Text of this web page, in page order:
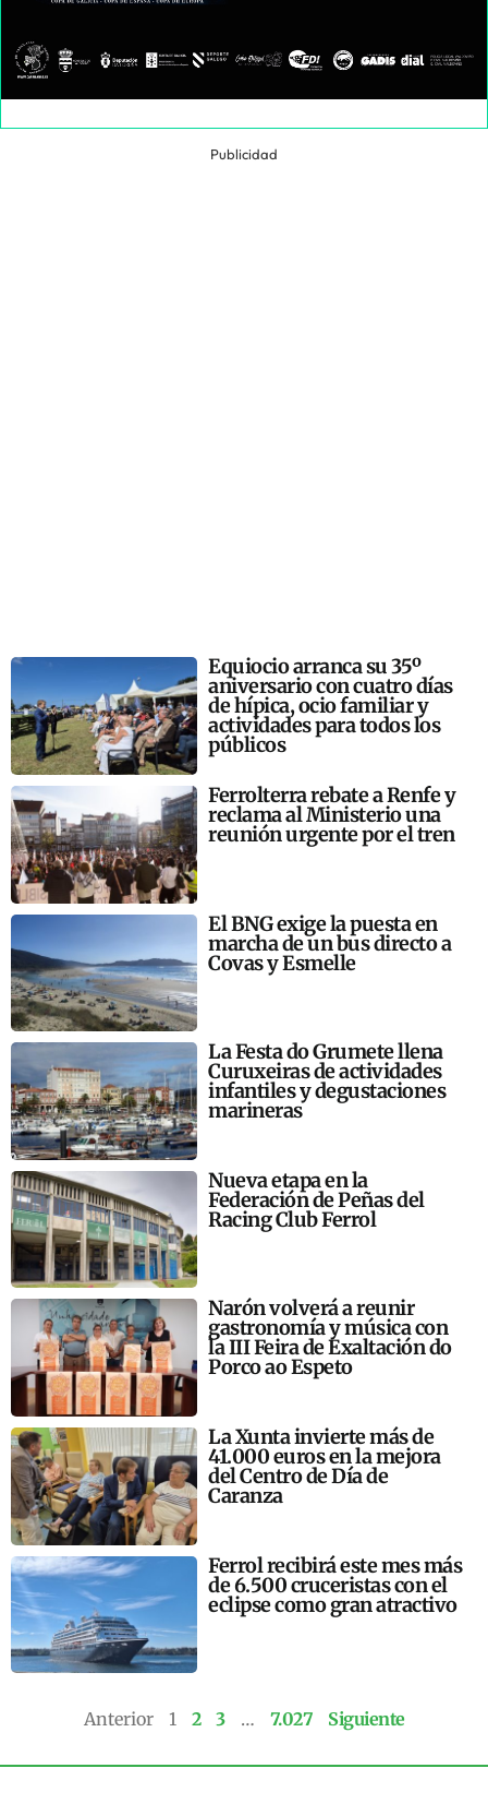
Publicidad
Equiocio arranca su 35º
aniversario con cuatro días
de hípica, ocio familiar y
actividades para todos los
públicos
Ferrolterra rebate a Renfe y
reclama al Ministerio una
reunión urgente por el tren
El BNG exige la puesta en
marcha de un bus directo a
Covas y Esmelle
La Festa do Grumete llena
Curuxeiras de actividades
infantiles y degustaciones
marineras
Nueva etapa en la
Federación de Peñas del
Racing Club Ferrol
Narón volverá a reunir
gastronomía y música con
la III Feira de Exaltación do
Porco ao Espeto
La Xunta invierte más de
41.000 euros en la mejora
del Centro de Día de
Caranza
Ferrol recibirá este mes más
de 6.500 cruceristas con el
eclipse como gran atractivo
Anterior 1 2 3 … 7.027 Siguiente